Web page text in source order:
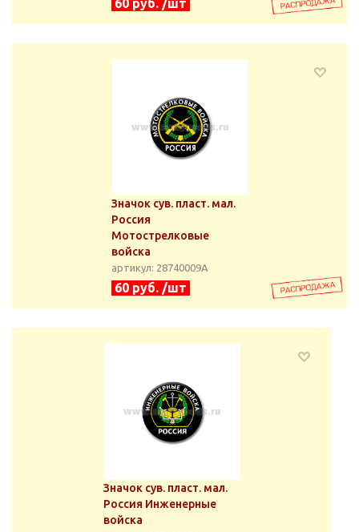
60 руб. /шт
Значок сув. пласт. мал.
Россия
Мотострелковые
войска
артикул: 28740009А
60 руб. /шт
Значок сув. пласт. мал.
Россия Инженерные
войска